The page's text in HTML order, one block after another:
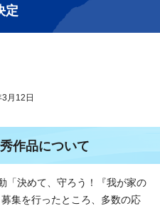
定
月12日
作品について
「決めて、守ろう！『我が家の
集を行ったところ、多数の応